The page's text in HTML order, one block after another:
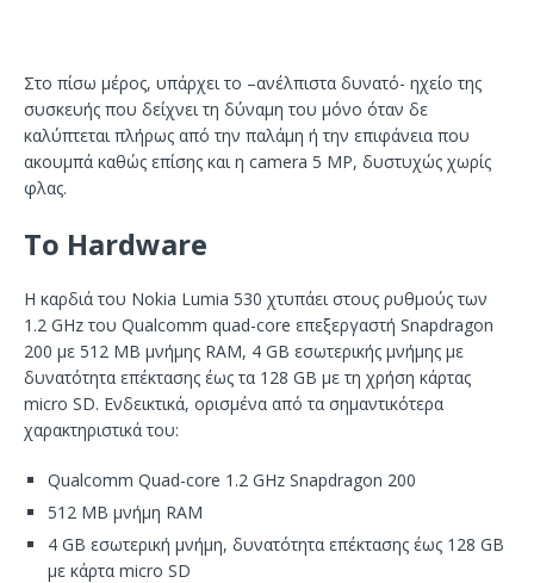
Στο πίσω μέρος, υπάρχει το –ανέλπιστα δυνατό- ηχείο της
συσκευής που δείχνει τη δύναμη του μόνο όταν δε
καλύπτεται πλήρως από την παλάμη ή την επιφάνεια που
ακουμπά καθώς επίσης και η camera 5 MP, δυστυχώς χωρίς
φλας.
Το Hardware
Η καρδιά του Nokia Lumia 530 χτυπάει στους ρυθμούς των
1.2 GHz του Qualcomm quad-core επεξεργαστή Snapdragon
200 με 512 MB μνήμης RAM, 4 GB εσωτερικής μνήμης με
δυνατότητα επέκτασης έως τα 128 GB με τη χρήση κάρτας
micro SD. Ενδεικτικά, ορισμένα από τα σημαντικότερα
χαρακτηριστικά του:
Qualcomm Quad-core 1.2 GHz Snapdragon 200
512 MB μνήμη RAM
4 GB εσωτερική μνήμη, δυνατότητα επέκτασης έως 128 GB
με κάρτα micro SD